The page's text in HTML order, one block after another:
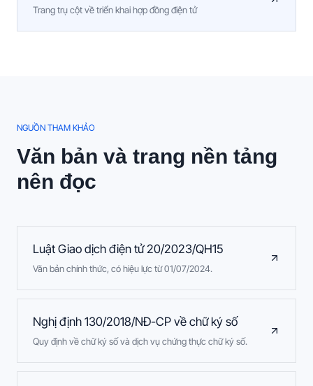
Trang trụ cột về triển khai hợp đồng điện tử
NGUỒN THAM KHẢO
Văn bản và trang nền tảng
nên đọc
Luật Giao dịch điện tử 20/2023/QH15
Văn bản chính thức, có hiệu lực từ 01/07/2024.
Nghị định 130/2018/NĐ-CP về chữ ký số
Quy định về chữ ký số và dịch vụ chứng thực chữ ký số.